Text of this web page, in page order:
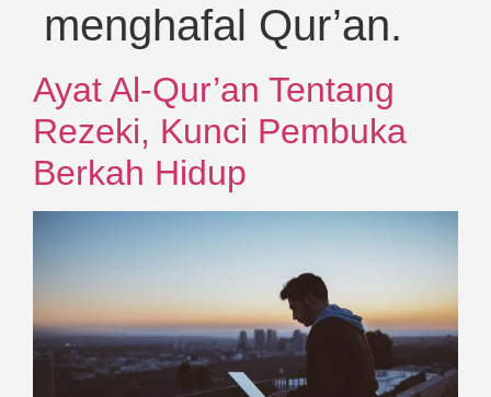
menghafal Qur’an.
Ayat Al-Qur’an Tentang
Rezeki, Kunci Pembuka
Berkah Hidup